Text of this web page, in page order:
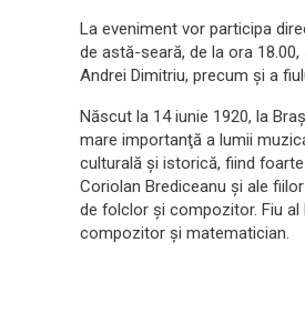
La eveniment vor participa
de astă-seară, de la ora
Andrei Dimitriu, precum şi a
Născut la 14 iunie 1920, la
mare importanţă a lumii
culturală şi istorică, fiind
Coriolan Brediceanu şi ale
de folclor şi compozitor. Fiu al
compozitor şi matematician.